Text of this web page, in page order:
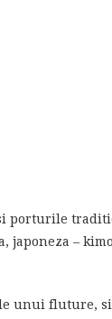
porturile
japoneza –
unui fluture,